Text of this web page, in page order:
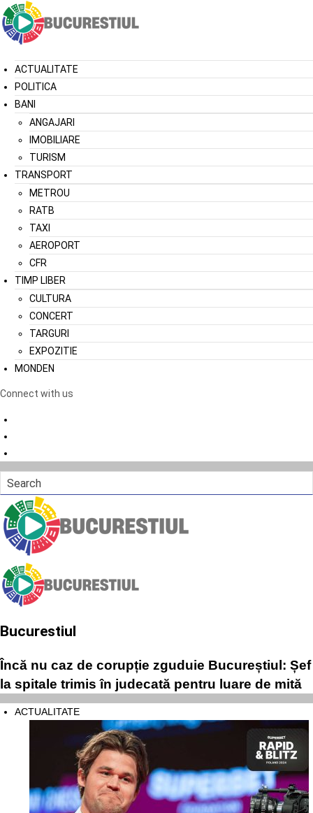
ACTUALITATE
POLITICA
BANI
ANGAJARI
IMOBILIARE
TURISM
TRANSPORT
METROU
RATB
TAXI
AEROPORT
CFR
TIMP LIBER
CULTURA
CONCERT
TARGURI
EXPOZITIE
MONDEN
Connect with us
Bucurestiul
Încă nu caz de corupție zguduie Bucureștiul: Șef
la spitale trimis în judecată pentru luare de mită
ACTUALITATE